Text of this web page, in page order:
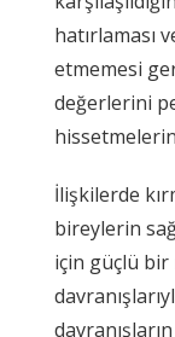
hatırlaması
etmemesi
değerlerini
İlişkilerde
bireylerin
için güçlü bir